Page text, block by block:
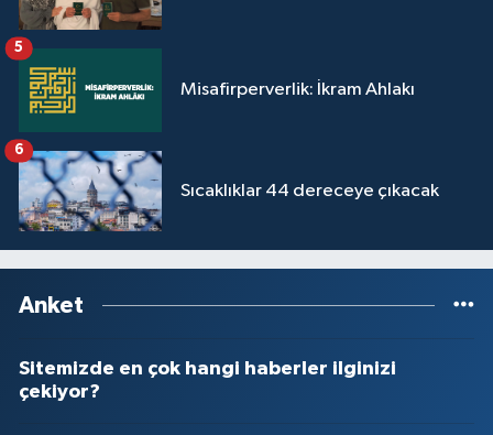
Misafirperverlik: İkram Ahlakı
5
Sıcaklıklar 44 dereceye çıkacak
6
Anket
Sitemizde en çok hangi haberler ilginizi
çekiyor?
Rize Müftülüğü
Sakarya Müftülüğü
Siirt Müftülüğü
Sinop Müftülüğü
Şırnak Müftülüğü